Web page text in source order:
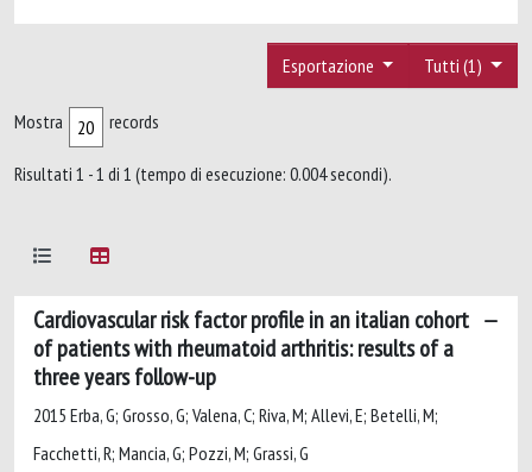
Tutti (1)
Esportazione
Mostra records
Risultati 1 - 1 di 1 (tempo di esecuzione: 0.004 secondi).
Cardiovascular risk factor profile in an italian cohort
of patients with rheumatoid arthritis: results of a
three years follow-up
2015 Erba, G; Grosso, G; Valena, C; Riva, M; Allevi, E; Betelli, M;
Facchetti, R; Mancia, G; Pozzi, M; Grassi, G